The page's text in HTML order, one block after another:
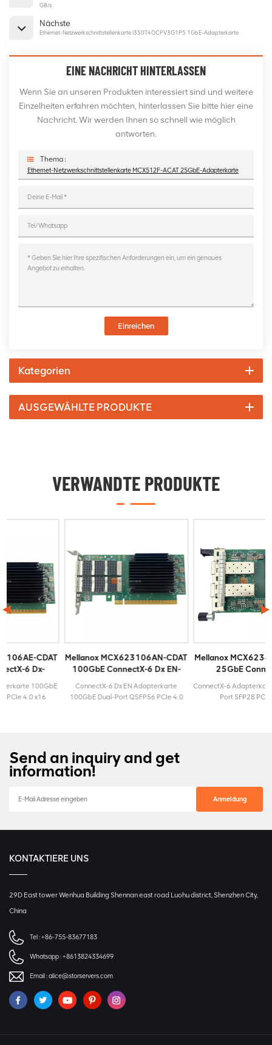
GB/s
Nächste
Ethernet-Netzwerkschnittstellenkarte I350T4OCPV3G1P5 1GbE-Adapterkarte
EINE NACHRICHT HINTERLASSEN
Wenn Sie an unseren Produkten interessiert sind und weitere
Einzelheiten erfahren möchten, hinterlassen Sie bitte hier eine
Nachricht. Wir werden Ihnen so schnell wie möglich
antworten.
Thema :
Ethernet-Netzwerkschnittstellenkarte MCX512F-ACAT 25GbE-Adapterkarte
Einreichen
Kategorien
AUSGEWÄHLTE PRODUKTE
VERWANDTE PRODUKTE
Mellanox MCX623106AN-CDAT
100GbE ConnectX-6 Dx EN-
Adapterkarte
ConnectX-6 Dx EN Adapterkarte
100GbE Dual-Port QSFP56 PCIe 4.0
Mellanox MCX623432AS-ADAB
25GbE ConnectX-6-
ConnectX-6 Adapterkarte 25GbE Dual-
Port SFP28 PCIe 4.0 x8
Send an inquiry and get
information!
KONTAKTIERE UNS
29D East tower Wenhua Building Shennan east road Luohu district, Shenzhen City,
China
Tel :+86-755-83677183
Whatsapp :+8613824334699
Email :alice@storservers.com